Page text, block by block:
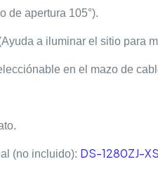
de apertura 105°).
a iluminar el sitio para
en el mazo de
(no incluido): DS-1280ZJ-